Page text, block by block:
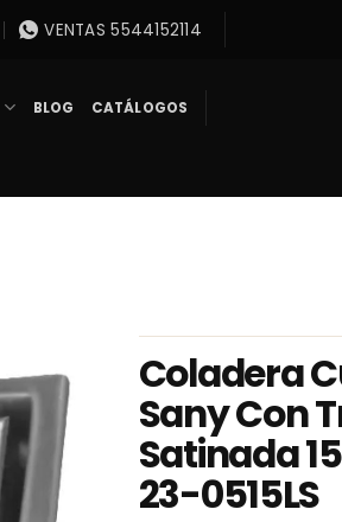
VENTAS 5544152114
BLOG CATÁLOGOS
Coladera
Sany Con
Satinada
23-0515LS